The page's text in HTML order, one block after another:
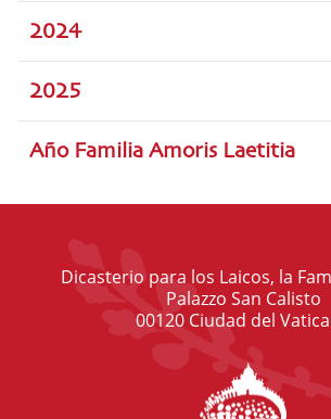
2024
2025
Año Familia Amoris Laetitia
Dicasterio para los Laicos, la
Palazzo San Calisto
00120 Ciudad del